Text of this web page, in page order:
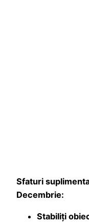
Sfaturi
Decembrie:
Stabiliți